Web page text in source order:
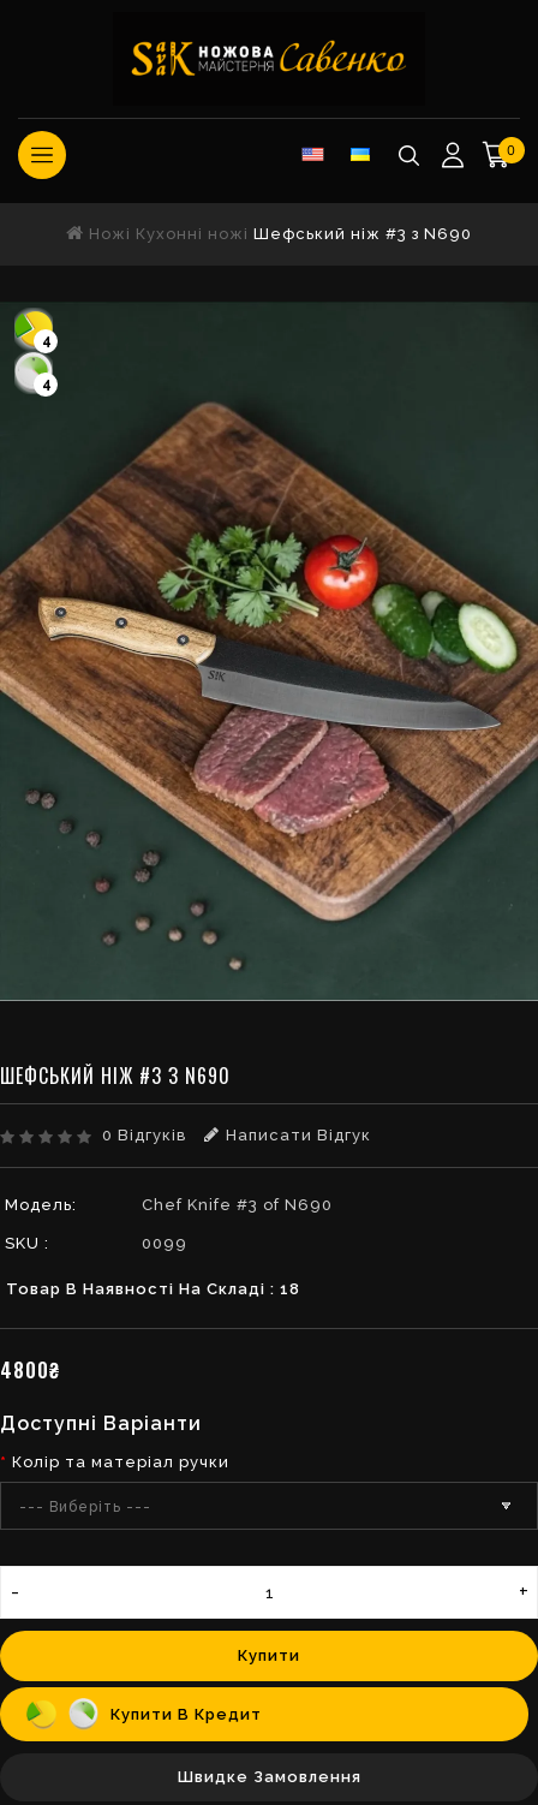
0
Ножі Кухонні ножі Шефський ніж #3 з N690
4
4
ШЕФСЬКИЙ НІЖ #3 З N690
0 Відгуків Написати Відгук
Модель: Chef Knife #3 of N690
SKU : 0099
Товар В Наявності На Складі : 18
4800₴
Доступні Варіанти
Колір та матеріал ручки
--- Виберіть ---
Купити
Купити В Кредит
Швидке Замовлення